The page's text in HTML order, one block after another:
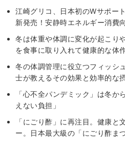
江崎グリコ、日本初のWサポー
新発売！安静時エネルギー消費
冬は体重や体調に変化が起こり
を食事に取り入れて健康的な体
冬の体調管理に役立つフィッシ
士が教えるその効果と効率的な
「心不全パンデミック」は冬
えない負担」
「にごり酢」に再注目。健康と
ー。日本最大級の「にごり酢ま